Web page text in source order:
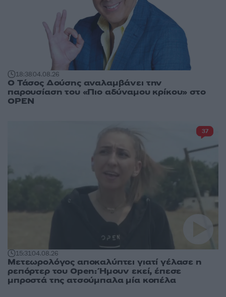
18:3804.08.26
Ο Τάσος Δούσης αναλαμβάνει την
παρουσίαση του «Πιο αδύναμου κρίκου» στο
OPEN
15:3104.08.26
Μετεωρολόγος αποκαλύπτει γιατί γέλασε η
ρεπόρτερ του Open: Ήμουν εκεί, έπεσε
μπροστά της ατσούμπαλα μία κοπέλα
37